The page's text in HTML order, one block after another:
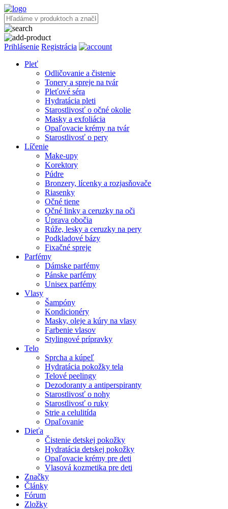
Prihlásenie Registrácia
Pleť
Odličovanie a čistenie
Tonery a spreje na tvár
Pleťové séra
Hydratácia pleti
Starostlivosť o očné okolie
Masky a exfoliácia
Opaľovacie krémy na tvár
Starostlivosť o pery
Líčenie
Make-upy
Korektory
Púdre
Bronzery, lícenky a rozjasňovače
Riasenky
Očné tiene
Očné linky a ceruzky na oči
Úprava obočia
Rúže, lesky a ceruzky na pery
Podkladové bázy
Fixačné spreje
Parfémy
Dámske parfémy
Pánske parfémy
Unisex parfémy
Vlasy
Šampóny
Kondicionéry
Masky, oleje a kúry na vlasy
Farbenie vlasov
Stylingové prípravky
Telo
Sprcha a kúpeľ
Hydratácia pokožky tela
Telové peelingy
Dezodoranty a antiperspiranty
Starostlivosť o nohy
Starostlivosť o ruky
Strie a celulitída
Opaľovanie
Dieťa
Čistenie detskej pokožky
Hydratácia detskej pokožky
Opaľovacie krémy pre deti
Vlasová kozmetika pre deti
Značky
Články
Fórum
Zložky